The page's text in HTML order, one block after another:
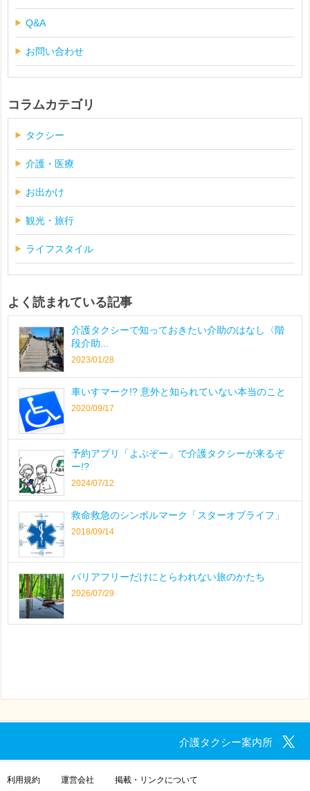
Q&A
お問い合わせ
コラムカテゴリ
タクシー
介護・医療
お出かけ
観光・旅行
ライフスタイル
よく読まれている記事
介護タクシーで知っておきたい介助のはなし〈階
段介助...
2023/01/28
車いすマーク!? 意外と知られていない本当のこと
2020/09/17
予約アプリ「よぶぞー」で介護タクシーが来るぞ
ー!?
2024/07/12
救命救急のシンボルマーク「スターオブライフ」
2018/09/14
バリアフリーだけにとらわれない旅のかたち
2026/07/29
介護タクシー案内所
利用規約 運営会社 掲載・リンクについて